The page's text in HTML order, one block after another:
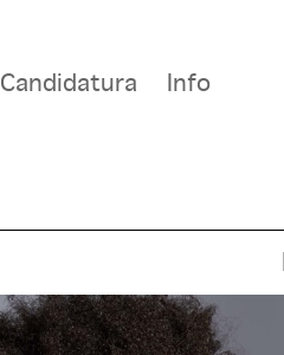
Candidatura Info